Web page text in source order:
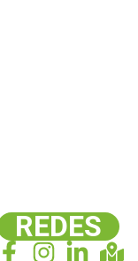
REDES